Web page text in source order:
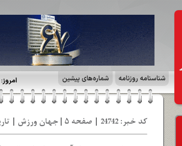
امروز: ۱۷ مرداد ۱۴۰۵ شناسنامه روزنامه شماره‌های پیشین
کد خبر: 24742 | صفحه ۵ | جهان ورزش | تاریخ: 12 اس‍ 1402